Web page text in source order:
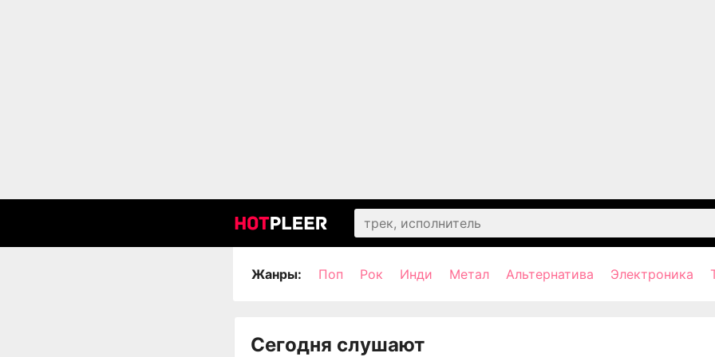
Жанры: Поп Рок Инди Метал Альтернатива Электроника
Сегодня слушают